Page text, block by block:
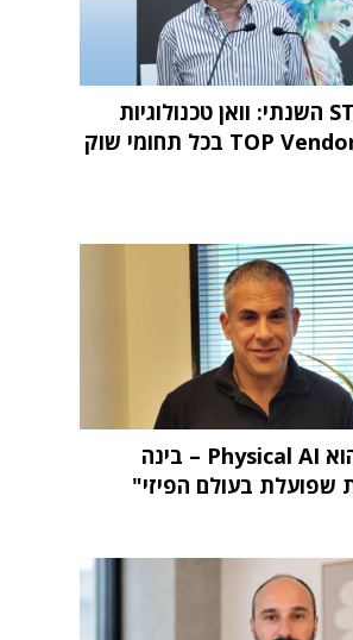
מחקר STKI השנתי: וואן טכנולוגיות
דורגה כ-TOP Vendor בכל תחומי שוק
"העתיד הוא Physical AI – בינה
שפועלת בעולם הפיזי"